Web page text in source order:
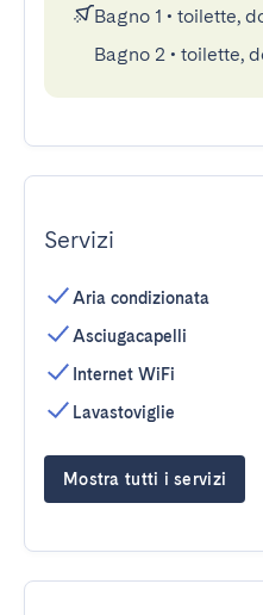
Bagno 1 • toilette,
Bagno 2 • toilette,
Servizi
Aria condizionata
Asciugacapelli
Internet WiFi
Lavastoviglie
Mostra tutti i servizi